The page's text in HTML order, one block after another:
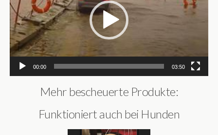
00:00 03:50
Mehr bescheuerte Produkte:
Funktioniert auch bei Hunden